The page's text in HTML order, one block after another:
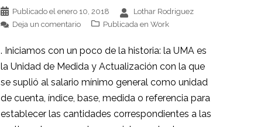
Publicado el enero 10, 2018
Lothar Rodriguez
Deja un comentario
Publicada en Work
. Iniciamos con un poco de la historia: la UMA es
la Unidad de Medida y Actualización con la que
se suplió al salario mínimo general como unidad
de cuenta, índice, base, medida o referencia para
establecer las cantidades correspondientes a las